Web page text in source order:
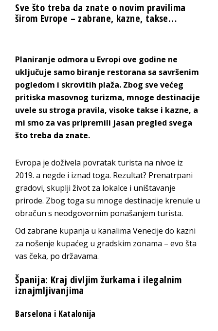
Sve što treba da znate o novim pravilima
širom Evrope – zabrane, kazne, takse…
Planiranje odmora u Evropi ove godine ne
uključuje samo biranje restorana sa savršenim
pogledom i skrovitih plaža. Zbog sve većeg
pritiska masovnog turizma, mnoge destinacije
uvele su stroga pravila, visoke takse i kazne, a
mi smo za vas pripremili jasan pregled svega
što treba da znate.
Evropa je doživela povratak turista na nivoe iz
2019. a negde i iznad toga. Rezultat? Prenatrpani
gradovi, skuplji život za lokalce i uništavanje
prirode. Zbog toga su mnoge destinacije krenule u
obračun s neodgovornim ponašanjem turista.
Od zabrane kupanja u kanalima Venecije do kazni
za nošenje kupaćeg u gradskim zonama – evo šta
vas čeka, po državama.
Španija: Kraj divljim žurkama i ilegalnim
iznajmljivanjima
Barselona i Katalonija